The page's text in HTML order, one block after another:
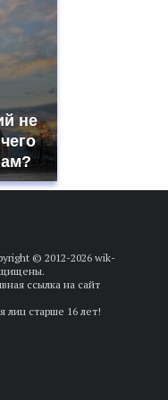
и Российский
развитие
не
© 2012-2026 wik-
ссылка на сайт
лиц старше 16 лет!